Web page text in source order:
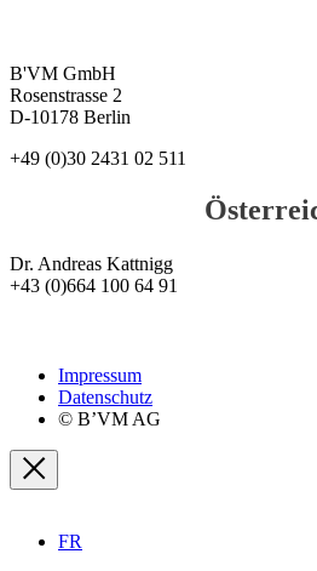
B'VM GmbH
Rosenstrasse 2
D-10178 Berlin
+49 (0)30 2431 02 511
Dr. Andreas Kattnigg
+43 (0)664 100 64 91
Impressum
Datenschutz
© B’VM AG
FR